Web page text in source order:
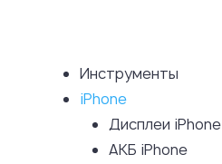
Инструменты
iPhone
Дисплеи iPhone
АКБ iPhone